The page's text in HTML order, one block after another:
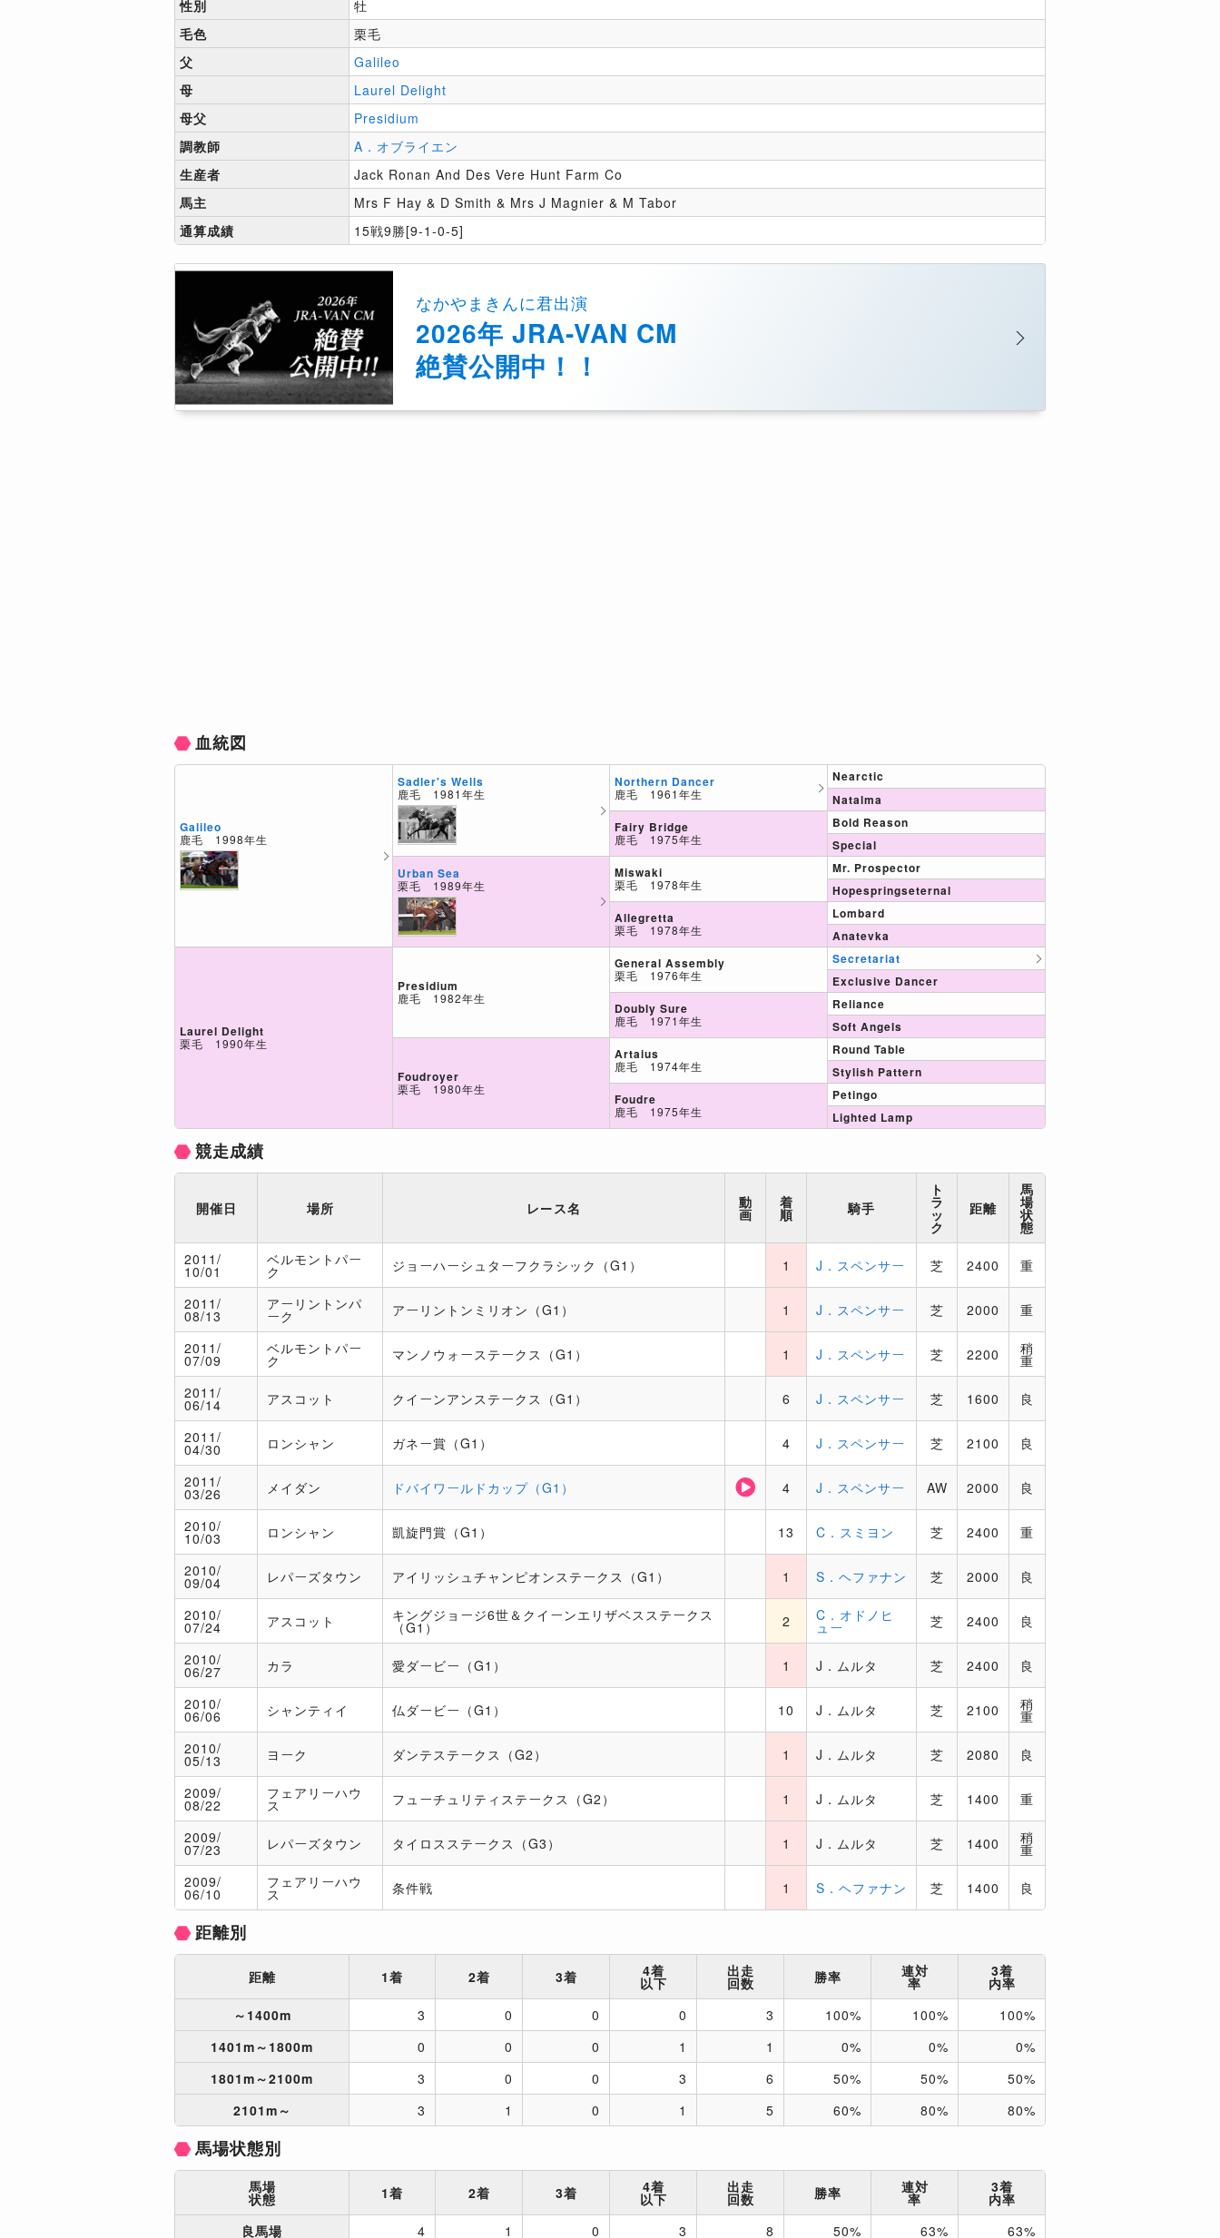
性別
牡
毛色
栗毛
父
Galileo
母
Laurel Delight
母父
Presidium
調教師
A．オブライエン
生産者
Jack Ronan And Des Vere Hunt Farm Co
馬主
Mrs F Hay & D Smith & Mrs J Magnier & M Tabor
通算成績
15戦9勝[9-1-0-5]
なかやまきんに君出演
2026年 JRA-VAN CM
絶賛公開中！！
血統図
Galileo
鹿毛 1998年生
Laurel Delight
栗毛 1990年生
Sadler's Wells
鹿毛 1981年生
Urban Sea
栗毛 1989年生
Presidium
鹿毛 1982年生
Foudroyer
栗毛 1980年生
Northern Dancer
鹿毛 1961年生
Fairy Bridge
鹿毛 1975年生
Miswaki
栗毛 1978年生
Allegretta
栗毛 1978年生
General Assembly
栗毛 1976年生
Doubly Sure
鹿毛 1971年生
Artaius
鹿毛 1974年生
Foudre
鹿毛 1975年生
Nearctic
Natalma
Bold Reason
Special
Mr. Prospector
Hopespringseternal
Lombard
Anatevka
Secretariat
Exclusive Dancer
Reliance
Soft Angels
Round Table
Stylish Pattern
Petingo
Lighted Lamp
競走成績
開催日 場所 レース名 動
画
着
順 騎手
ト
ラ
ッ
ク
距離
馬
場
状
態
2011/
10/01
ベルモントパー
ク ジョーハーシュターフクラシック（G1） 1 J．スペンサー 芝 2400 重
2011/
08/13
アーリントンパ
ーク アーリントンミリオン（G1） 1 J．スペンサー 芝 2000 重
2011/
07/09
ベルモントパー
ク マンノウォーステークス（G1） 1 J．スペンサー 芝 2200 稍
重
2011/
06/14 アスコット クイーンアンステークス（G1） 6 J．スペンサー 芝 1600 良
2011/
04/30 ロンシャン ガネー賞（G1） 4 J．スペンサー 芝 2100 良
2011/
03/26 メイダン ドバイワールドカップ（G1） 4 J．スペンサー AW 2000 良
2010/
10/03 ロンシャン 凱旋門賞（G1） 13 C．スミヨン 芝 2400 重
2010/
09/04 レパーズタウン アイリッシュチャンピオンステークス（G1） 1 S．ヘファナン 芝 2000 良
2010/
07/24 アスコット キングジョージ6世＆クイーンエリザベスステークス
（G1） 2 C．オドノヒ
ュー 芝 2400 良
2010/
06/27 カラ 愛ダービー（G1） 1 J．ムルタ 芝 2400 良
2010/
06/06 シャンティイ 仏ダービー（G1） 10 J．ムルタ 芝 2100 稍
重
2010/
05/13 ヨーク ダンテステークス（G2） 1 J．ムルタ 芝 2080 良
2009/
08/22
フェアリーハウ
ス フューチュリティステークス（G2） 1 J．ムルタ 芝 1400 重
2009/
07/23 レパーズタウン タイロスステークス（G3） 1 J．ムルタ 芝 1400 稍
重
2009/
06/10
フェアリーハウ
ス 条件戦 1 S．ヘファナン 芝 1400 良
距離別
距離 1着 2着 3着 4着
以下
出走
回数 勝率 連対
率
3着
内率
～1400m
3 0 0 0 3 100% 100%
100%
1401m～1800m
0 0 0 1 1 0% 0%
0%
1801m～2100m
3 0 0 3 6 50% 50%
50%
2101m～
3 1 0 1 5 60% 80% 80%
馬場状態別
馬場
状態 1着 2着 3着 4着
以下
出走
回数 勝率 連対
率
3着
内率
良馬場
4 1 0 3 8 50% 63% 63%